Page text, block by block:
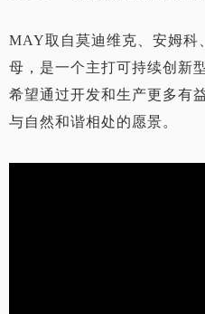
MAY取自莫迪维克、安姆科
母，是一个主打可持续创新
希望通过开发和生产更多有
与自然和谐相处的愿景。